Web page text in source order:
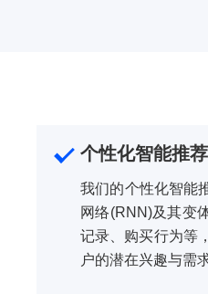
个性化智能推
我们的个性化智能
网络(RNN)及其变
记录、购买行为等
户的潜在兴趣与需